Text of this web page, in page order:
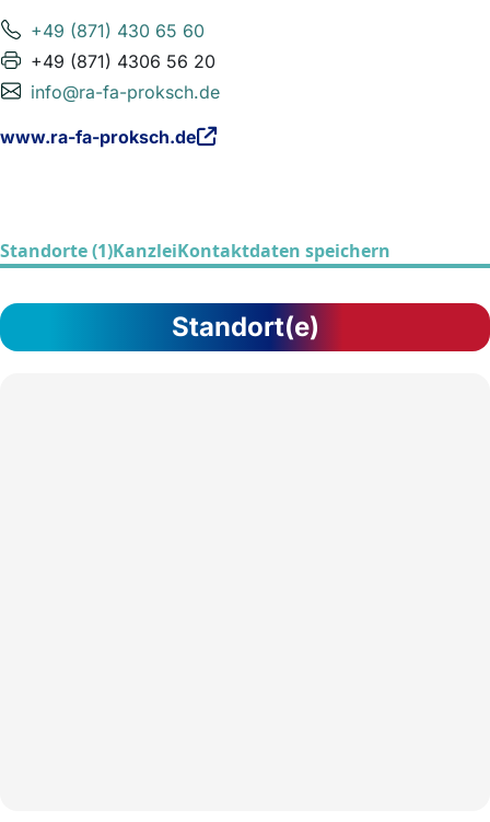
+49 (871) 430 65 60
+49 (871) 4306 56 20
info@ra-fa-proksch.de
www.ra-fa-proksch.de
Standorte (1)KanzleiKontaktdaten speichern
Standort(e)